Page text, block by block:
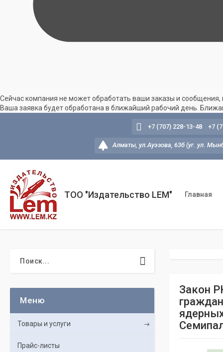
Сейчас компания не может обработать ваши заказы и сообщения,
Ваша заявка будет обработана в ближайший рабочий день.
Алматы, ул.Ауэзова, 63б (уг. ул.
+7 (707) 228-13-48 +7
ТОО "Издательство LEM" Главная
Закон
Товары и услуги
Прайс-листы